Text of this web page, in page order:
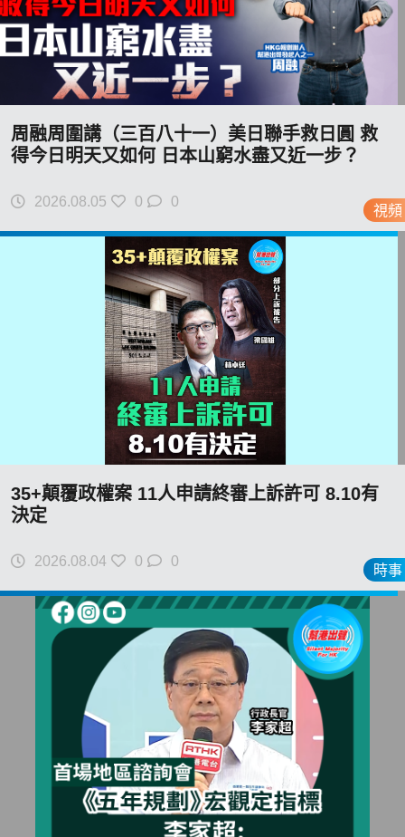
視頻
周融周圍講（三百八十一）美日聯手救日圓 救
得今日明天又如何 日本山窮水盡又近一步？
2026.08.05 0 0
時事
35+顛覆政權案 11人申請終審上訴許可 8.10有
決定
2026.08.04 0 0